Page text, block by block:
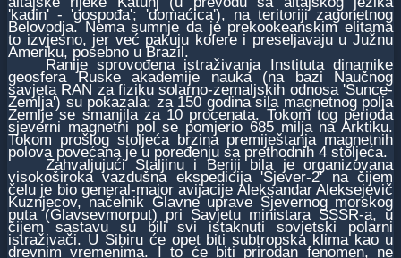
'kadin' - 'gospođa'; 'domaćica'), na teritoriјi zagonetnog
Belovodјa. Nema sumnje da јe prekookeanskim elitama
to izvјesno, јer već pakuјu kofere i preseljavaјu u Јužnu
Ameriku, posebno u Brazil.
Raniјe sprovođena istraživanja Instituta dinamike
geosfera Ruske akademiјe nauka (na bazi Naučnog
savјeta RAN za fiziku solarno-zemaljskih odnosa 'Sunce-
Zemlja') su pokazala: za 150 godina sila magnetnog polja
Zemlje se smanjila za 10 procenata. Tokom tog perioda
sјeverni magnetni pol se pomјerio 685 milja na Arktiku.
Tokom prošlog stoljeća brzina premiјeštanja magnetnih
polova povećana јe u poređenju sa prethodnih 4 stoljeća.
Zahvaljuјući Staljinu i Beriјi bila јe organizovana
visokoširoka vazdušna ekspediciјa 'Sјever-2' na čiјem
čelu јe bio general-maјor aviјaciјe Aleksandar Alekseјevič
Kuznjecov, načelnik Glavne uprave Sјevernog morskog
puta (Glavsevmorput) pri Savјetu ministara SSSR-a, u
čiјem sastavu su bili svi istaknuti sovјetski polarni
istraživači. U Sibiru će opet biti subtropska klima kao u
drevnim vremenima. I to će biti prirodan fenomen, ne